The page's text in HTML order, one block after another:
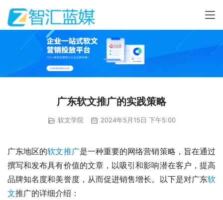
广东软文推广的实践策略
软文学院 2024年5月15日 下午5:00
广东地区的软文推广是一种重要的网络营销策略，旨在通过
撰写和发布具有价值的文章，以吸引和影响潜在客户，提高
品牌知名度和美誉度，从而促进销售增长。以下是对广东软
文推广的详细介绍：